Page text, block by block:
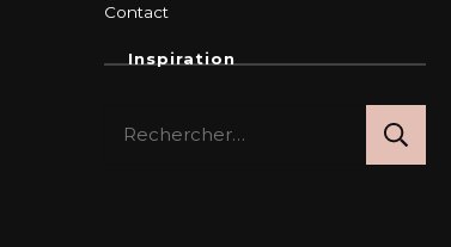
Contact
Inspiration